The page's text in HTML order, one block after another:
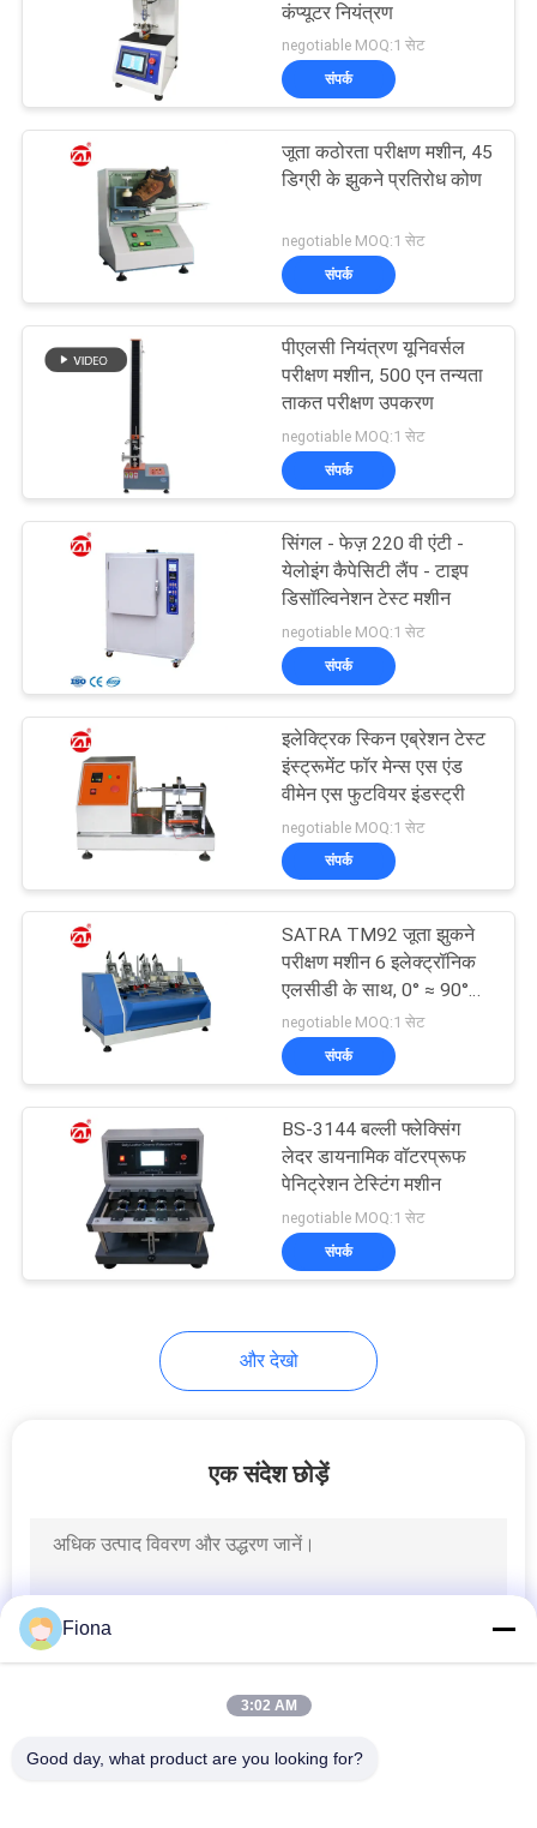
एक
उद्धरण
PRIVACY
POLICY
कंप्यूटर नियंत्रण
negotiable MOQ:1 सेट
संपर्क
जूता कठोरता परीक्षण मशीन, 45
डिग्री के झुकने प्रतिरोध कोण
negotiable MOQ:1 सेट
संपर्क
पीएलसी नियंत्रण यूनिवर्सल
परीक्षण मशीन, 500 एन तन्यता
ताकत परीक्षण उपकरण
negotiable MOQ:1 सेट
संपर्क
सिंगल - फेज़ 220 वी एंटी -
येलोइंग कैपेसिटी लैंप - टाइप
डिसॉल्विनेशन टेस्ट मशीन
negotiable MOQ:1 सेट
संपर्क
इलेक्ट्रिक स्किन एब्रेशन टेस्ट
इंस्ट्रूमेंट फॉर मेन्स एस एंड
वीमेन एस फुटवियर इंडस्ट्री
negotiable MOQ:1 सेट
संपर्क
SATRA TM92 जूता झुकने
परीक्षण मशीन 6 इलेक्ट्रॉनिक
एलसीडी के साथ, 0° ≈ 90°
समायोज्य झुकने कोण और 0 ~
150 सीपीएम गति
negotiable MOQ:1 सेट
संपर्क
BS-3144 बल्ली फ्लेक्सिंग
लेदर डायनामिक वॉटरप्रूफ
पेनिट्रेशन टेस्टिंग मशीन
negotiable MOQ:1 सेट
संपर्क
और देखो
एक संदेश छोड़ें
Fiona
3:02 AM
Good day, what product are you looking for?